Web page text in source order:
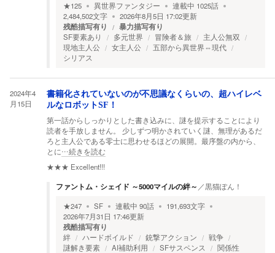
★125 異世界ファンタジー 連載中 1025話
2,484,502文字 2026年8月5日 17:02更新
残酷描写有り 暴力描写有り
SF要素あり 多元世界 冒険者＆旅
主人公無双
現地主人公
女主人公
五部から異世界⇔現代
シリアス
2024年4
月15日
書籍化されていないのが不思議なくらいの、超ハイレベ
ルなロボットSF！
第一話からしっかりとした書き込みに、謎を提示することにより
読者を手放しません。 少しずつ明かされていく謎、無理があるだ
ろと主人公である零士に思わせるほどの展開。最序盤の内から、
とに…続きを読む
★★★ Excellent!!!
ファントム・シェイド ～5000マイルの絆～ ／黒猫ぽん！
★247 SF 連載中 90話 191,693文字
2026年7月31日 17:46更新
残酷描写有り
絆 ハードボイルド 銃撃アクション
戦争
謎解き要素
AI補助利用 SFサスペンス 関係性